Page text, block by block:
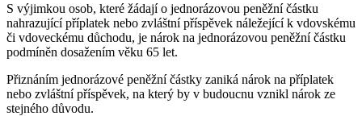
S výjimkou osob, které žádají o jednorázovou peněžní částku
nahrazující příplatek nebo zvláštní příspěvek náležející k vdovskému
či vdoveckému důchodu, je nárok na jednorázovou peněžní částku
podmíněn dosažením věku 65 let.
Přiznáním jednorázové peněžní částky zaniká nárok na příplatek
nebo zvláštní příspěvek, na který by v budoucnu vznikl nárok ze
stejného důvodu.